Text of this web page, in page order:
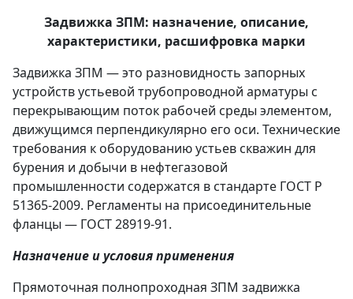
Задвижка ЗПМ: назначение, описание,
характеристики, расшифровка марки
Задвижка ЗПМ — это разновидность запорных
устройств устьевой трубопроводной арматуры с
перекрывающим поток рабочей среды элементом,
движущимся перпендикулярно его оси. Технические
требования к оборудованию устьев скважин для
бурения и добычи в нефтегазовой
промышленности содержатся в стандарте ГОСТ Р
51365-2009. Регламенты на присоединительные
фланцы — ГОСТ 28919-91.
Назначение и условия применения
Прямоточная полнопроходная ЗПМ задвижка